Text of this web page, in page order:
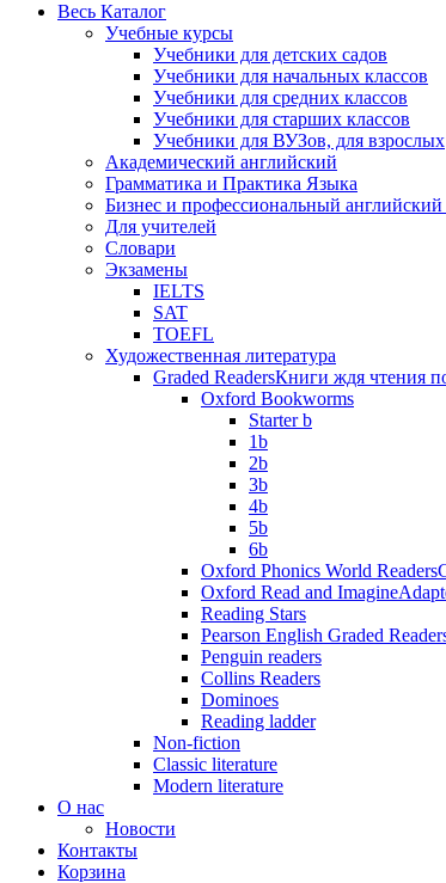
Весь Каталог
Учебные курсы
Учебники для детских садов
Учебники для начальных классов
Учебники для средних классов
Учебники для старших классов
Учебники для ВУЗов, для взрослых
Академический английский
Грамматика и Практика Языка
Бизнес и профессиональный английский
Для учителей
Словари
Экзамены
IELTS
SAT
TOEFL
Художественная литература
Graded ReadersКниги ждя чтения
Oxford Bookworms
Starter b
1b
2b
3b
4b
5b
6b
Oxford Phonics World Readers
Oxford Read and Imagine
Reading Stars
Pearson English Graded
Penguin readers
Collins Readers
Dominoes
Reading ladder
Non-fiction
Classic literature
Modern literature
О нас
Новости
Контакты
Корзина